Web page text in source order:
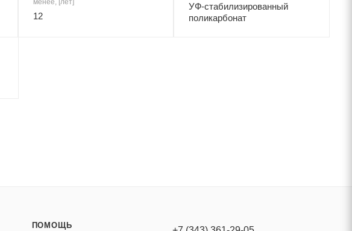
менее, [лет]
12
УФ-стабилизированный
поликарбонат
ПОМОЩЬ